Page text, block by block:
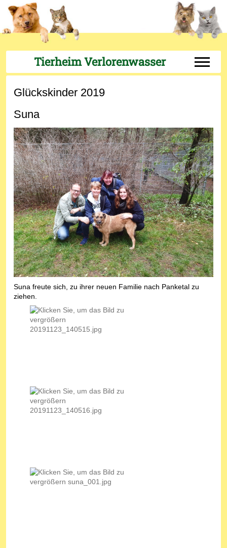
Tierheim Verlorenwasser Off-
Glückskinder 2019
Suna
Suna freute sich, zu ihrer neuen Familie nach Panketal zu
ziehen.